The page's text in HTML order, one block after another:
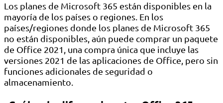
Los planes de Microsoft 365 están disponibles en la
mayoría de los países o regiones. En los
países/regiones donde los planes de Microsoft 365
no están disponibles, aún puede comprar un paquete
de Office 2021, una compra única que incluye las
versiones 2021 de las aplicaciones de Office, pero sin
funciones adicionales de seguridad o
almacenamiento.